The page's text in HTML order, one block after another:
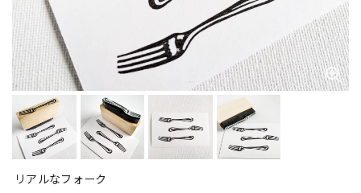
リアルなフォーク